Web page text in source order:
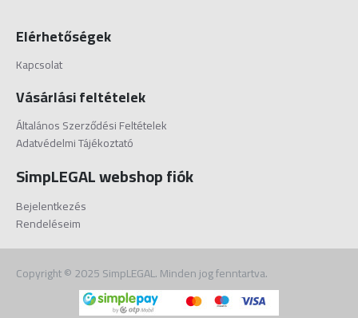
Elérhetőségek
Kapcsolat
Vásárlási feltételek
Általános Szerződési Feltételek
Adatvédelmi Tájékoztató
SimpLEGAL webshop fiók
Bejelentkezés
Rendeléseim
Copyright © 2025 SimpLEGAL. Minden jog fenntartva.